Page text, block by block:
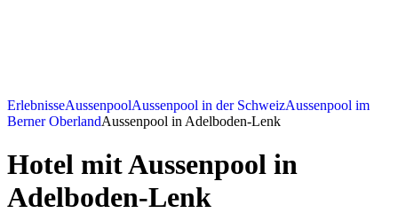
ErlebnisseAussenpoolAussenpool in der SchweizAussenpool im
Berner OberlandAussenpool in Adelboden-Lenk
Hotel mit Aussenpool in
Adelboden-Lenk